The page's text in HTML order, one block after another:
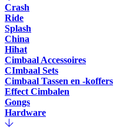
Crash
Ride
Splash
China
Hihat
Cimbaal Accessoires
CImbaal Sets
Cimbaal Tassen en -koffers
Effect Cimbalen
Gongs
Hardware